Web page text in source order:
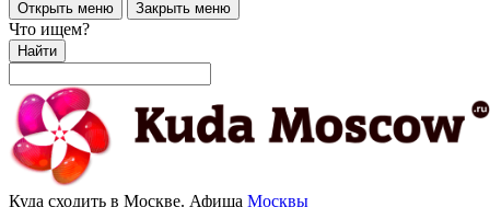
Открыть меню Закрыть меню
Что ищем?
Найти
Куда сходить в Москве. Афиша Москвы